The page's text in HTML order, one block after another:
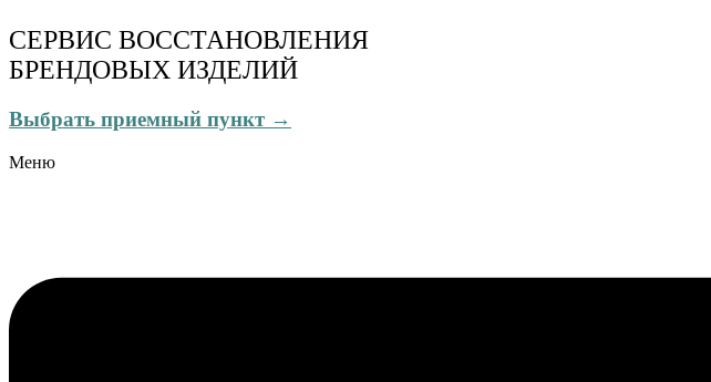
СЕРВИС ВОССТАНОВЛЕНИЯ
БРЕНДОВЫХ ИЗДЕЛИЙ
Выбрать приемный пункт →
Меню